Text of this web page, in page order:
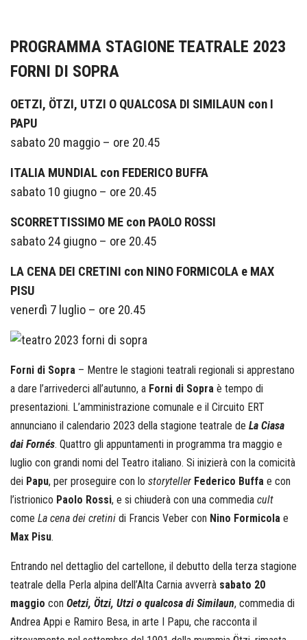
PROGRAMMA STAGIONE TEATRALE 2023
FORNI DI SOPRA
OETZI, ÖTZI, UTZI O QUALCOSA DI SIMILAUN con I
PAPU
sabato 20 maggio – ore 20.45
ITALIA MUNDIAL con FEDERICO BUFFA
sabato 10 giugno – ore 20.45
SCORRETTISSIMO ME con PAOLO ROSSI
sabato 24 giugno – ore 20.45
LA CENA DEI CRETINI con NINO FORMICOLA e MAX
PISU
venerdì 7 luglio – ore 20.45
Forni di Sopra – Mentre le stagioni teatrali regionali si apprestano
a dare l’arrivederci all’autunno, a Forni di Sopra è tempo di
presentazioni. L’amministrazione comunale e il Circuito ERT
annunciano il calendario 2023 della stagione teatrale de La Ciasa
dai Fornés. Quattro gli appuntamenti in programma tra maggio e
luglio con grandi nomi del Teatro italiano. Si inizierà con la comicità
dei Papu, per proseguire con lo storyteller Federico Buffa e con
l’istrionico Paolo Rossi, e si chiuderà con una commedia cult
come La cena dei cretini di Francis Veber con Nino Formicola e
Max Pisu.
Entrando nel dettaglio del cartellone, il debutto della terza stagione
teatrale della Perla alpina dell’Alta Carnia avverrà sabato 20
maggio con Oetzi, Ötzi, Utzi o qualcosa di Similaun, commedia di
Andrea Appi e Ramiro Besa, in arte I Papu, che racconta il